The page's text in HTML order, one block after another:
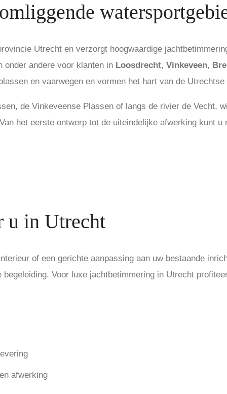
Utrecht en verzorgt hoogwaardige
onder andere voor klanten in Loosdrecht, Vinkeveen,
en vaarwegen en vormen het hart van de
de Vinkeveense Plassen of langs de rivier de Vecht,
het eerste ontwerp tot de uiteindelijke afwerking kunt
u in Utrecht
of een gerichte aanpassing aan uw bestaande
Voor luxe jachtbetimmering in Utrecht
afwerking